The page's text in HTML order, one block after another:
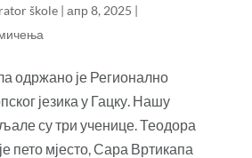
škole| апр 8, 2025 |
одржано је Регионално
језика у Гацку. Нашу
су три ученице. Теодора
пето мјесто, Сара Вртикапа